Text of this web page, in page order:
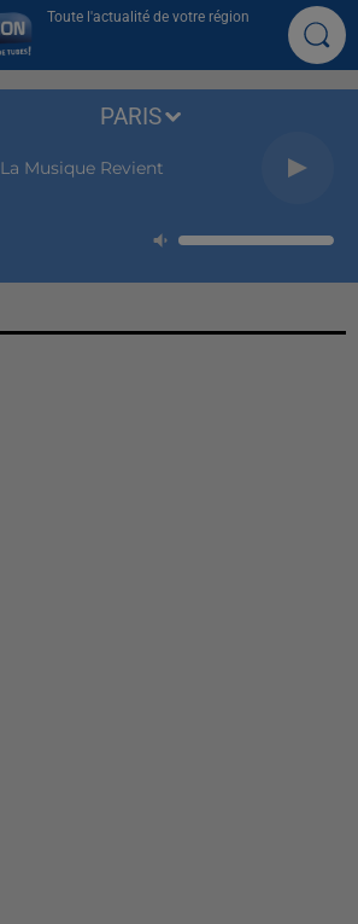
Toute l'actualité de votre région
La Musique Revient
PARIS